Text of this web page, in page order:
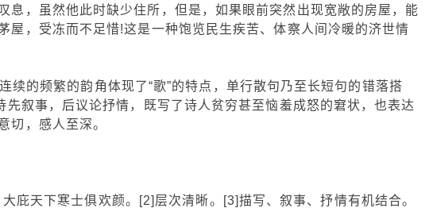
息，虽然他此时缺少住所，但是，如果眼前突然出现宽敞的房屋，能
屋，受冻而不足惜!这是一种饱览民生疾苦、体察人间冷暖的济世情
的频繁的韵角体现了“歌”的特点，单行散句乃至长短句的错落搭
先叙事，后议论抒情，既写了诗人贫穷甚至恼羞成怒的窘状，也表达
切，感人至深。
庇天下寒士俱欢颜。[2]层次清晰。[3]描写、叙事、抒情有机结合。